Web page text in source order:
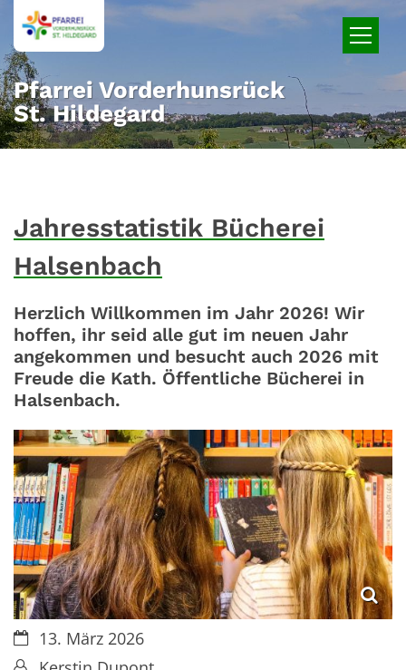
Zum Inhalt springen
Pfarrei Vorderhunsrück
St. Hildegard
Jahresstatistik Bücherei
Halsenbach
Herzlich Willkommen im Jahr 2026! Wir
hoffen, ihr seid alle gut im neuen Jahr
angekommen und besucht auch 2026 mit
Freude die Kath. Öffentliche Bücherei in
Halsenbach.
Datum:13. März 2026